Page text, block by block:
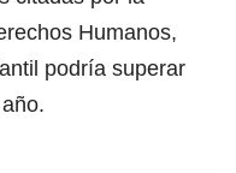
Humanos,
podría superar